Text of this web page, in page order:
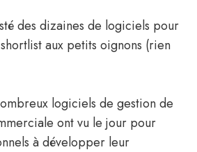
des dizaines de logiciels pour
aux petits oignons (rien
logiciels de gestion de
ont vu le jour pour
à développer leur